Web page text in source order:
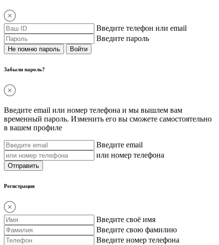
Введите телефон или email
Введите пароль
Не помню пароль
Забыли пароль?
Введите email или номер телефона и мы вышлем вам
временный пароль. Изменить его вы сможете самостоятельно
в вашем профиле
Введите email
или номер телефона
Регистрация
Введите своё имя
Введите свою фамилию
Введите номер телефона